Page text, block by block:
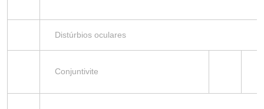
Distúrbios oculares
Conjuntivite